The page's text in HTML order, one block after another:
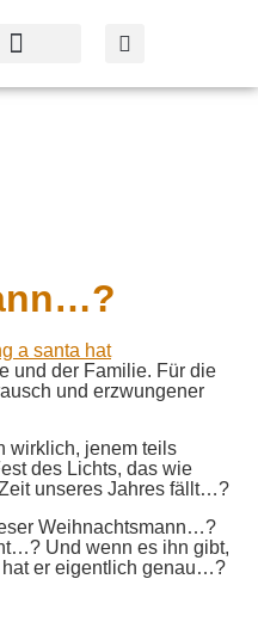
und der Familie. Für die
und erzwungener
wirklich, jenem teils
des Lichts, das wie
unseres Jahres fällt…?
Weihnachtsmann…?
Und wenn es ihn gibt,
hat er eigentlich genau…?